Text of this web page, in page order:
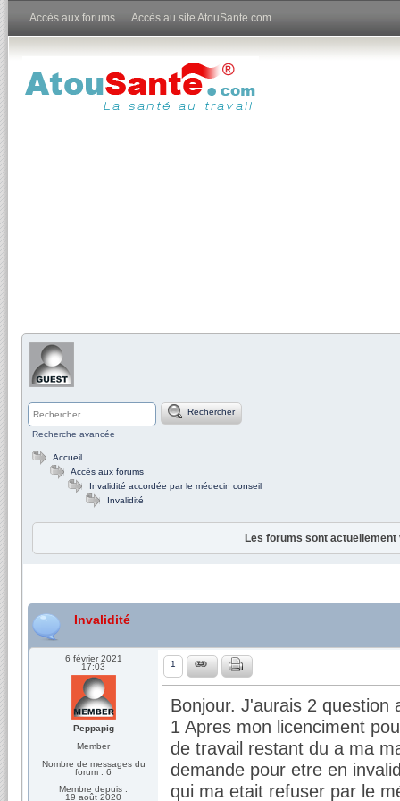
Accès aux forums Accès au site AtouSante.com
Rechercher
Recherche avancée
Accueil
Accès aux forums
Invalidité accordée par le médecin conseil
Invalidité
Les forums sont
Invalidité
6 février 2021
17:03
Peppapig
Member
Nombre de messages du
forum : 6
Membre depuis :
19 août 2020
1
Bonjour. J'aurais 2 question
1 Apres mon licenciment
de travail restant du a ma
demande pour etre en
qui ma etait refuser par le